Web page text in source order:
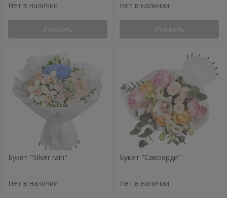
Нет в наличии
Уточнить
Нет в наличии
Уточнить
Букет "Silver rain"
Нет в наличии
Букет "Савоярди"
Нет в наличии